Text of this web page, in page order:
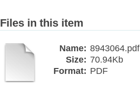
Files in this item
Name: 8943064.pdf
Size: 70.94Kb
Format: PDF